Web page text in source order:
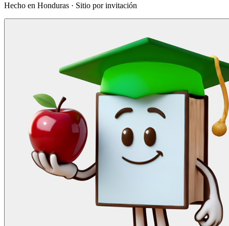
Hecho en Honduras · Sitio por invitación